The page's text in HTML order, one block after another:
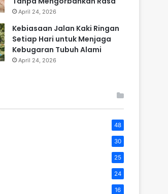
April 24, 2026
Kebiasaan Jalan Kaki Ringan
Setiap Hari untuk Menjaga
Kebugaran Tubuh Alami
April 24, 2026
48
30
25
24
16